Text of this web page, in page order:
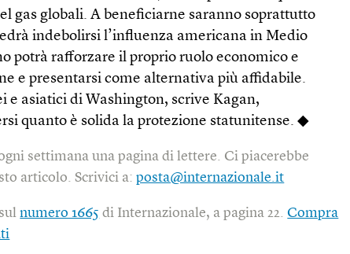
gas globali. A beneficiarne saranno soprattutto
indebolirsi l’influenza americana in Medio
potrà rafforzare il proprio ruolo economico e
e presentarsi come alternativa più affidabile.
e asiatici di Washington, scrive Kagan,
quanto è solida la protezione statunitense. ◆
settimana una pagina di lettere. Ci piacerebbe
articolo. Scrivici a:posta@internazionale.it
numero 1665 di Internazionale, a pagina 22.Compra